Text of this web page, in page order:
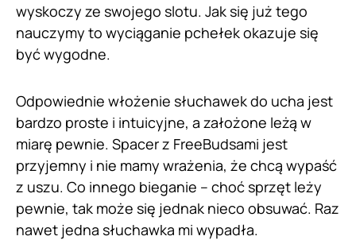
wyskoczy ze swojego slotu. Jak się już tego
nauczymy to wyciąganie pchełek okazuje się
być wygodne.
Odpowiednie włożenie słuchawek do ucha jest
bardzo proste i intuicyjne, a założone leżą w
miarę pewnie. Spacer z FreeBudsami jest
przyjemny i nie mamy wrażenia, że chcą wypaść
z uszu. Co innego bieganie – choć sprzęt leży
pewnie, tak może się jednak nieco obsuwać. Raz
nawet jedna słuchawka mi wypadła.